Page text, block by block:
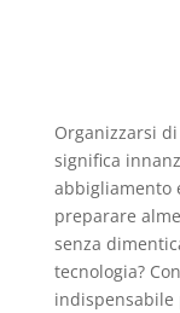
Organizzarsi
significa
abbigliamento
preparare
senza
tecnologia?